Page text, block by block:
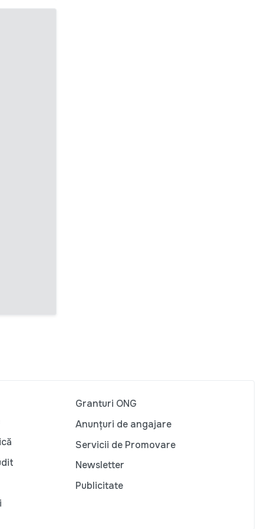
Granturi ONG
Anunțuri de angajare
Servicii de Promovare
Newsletter
Publicitate